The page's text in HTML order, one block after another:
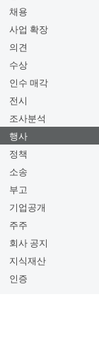
채용
사업 확장
의견
수상
인수 매각
전시
조사분석
행사
정책
소송
부고
기업공개
주주
회사 공지
지식재산
인증